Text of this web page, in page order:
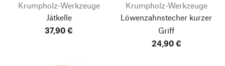
Krumpholz-Werkzeuge
Jätkelle
37,90 €
Krumpholz-Werkzeuge
Löwenzahnstecher kurzer
Griff
24,90 €